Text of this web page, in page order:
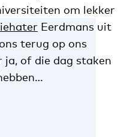
om lekker
Eerdmans uit
terug op ons
of die dag staken